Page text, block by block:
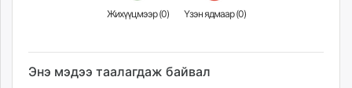
Жихүүцмээр (0) Үзэн ядмаар (0)
Энэ мэдээ таалагдаж байвал